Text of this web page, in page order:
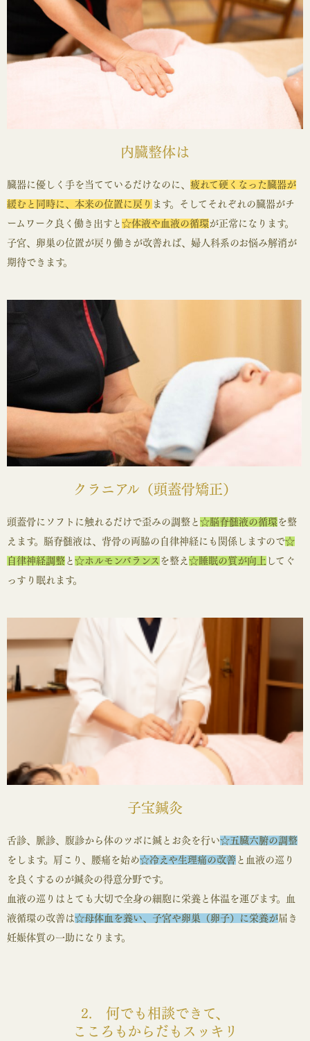
内臓整体は
臓器に優しく手を当てているだけなのに、 疲れて硬くなった臓器が
緩むと同時に、本来の位置に戻り ます。そしてそれぞれの臓器がチ
ームワーク良く働き出すと ☆体液や血液の循環が正常になります。
子宮、卵巣の位置が戻り働きが改善れば、婦人科系のお悩み解消が
期待できます。
クラニアル（頭蓋骨矯正）
頭蓋骨にソフトに触れるだけで歪みの調整と ☆脳脊髄液の循環を整
えます。脳脊髄液は、背骨の両脇の自律神経にも関係しますので☆
自律神経調整 と ☆ホルモンバランス を整え ☆睡眠の質が向上 してぐ
っすり眠れます。
子宝鍼灸
舌診、脈診、腹診から体のツボに鍼とお灸を行い☆五臓六腑の調整
をします。肩こり、腰痛を始め☆冷えや生理痛の改善 と血液の巡り
を良くするのが鍼灸の得意分野です。
血液の巡りはとても大切で全身の細胞に栄養と体温を運びます。血
液循環の改善は☆母体血を養い、子宮や卵巣（卵子）に栄養が届き
妊娠体質の一助になります。
2. 何でも相談できて、
こころもからだもスッキリ